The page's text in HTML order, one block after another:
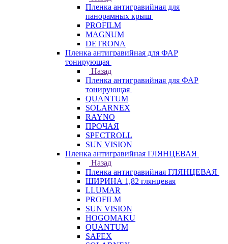
Пленка антигравийная для
панорамных крыш
PROFILM
MAGNUM
DETRONA
Пленка антигравийная для ФАР
тонирующая
Назад
Пленка антигравийная для ФАР
тонирующая
QUANTUM
SOLARNEX
RAYNO
ПРОЧАЯ
SPECTROLL
SUN VISION
Пленка антигравийная ГЛЯНЦЕВАЯ
Назад
Пленка антигравийная ГЛЯНЦЕВАЯ
ШИРИНА 1,82 глянцевая
LLUMAR
PROFILM
SUN VISION
HOGOMAKU
QUANTUM
SAFEX